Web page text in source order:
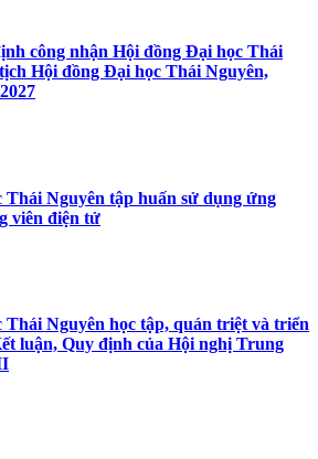
công nhận Hội đồng Đại học Thái
Hội đồng Đại học Thái Nguyên,
Nguyên tập huấn sử dụng ứng
viên điện tử
Nguyên học tập, quán triệt và triển
luận, Quy định của Hội nghị Trung